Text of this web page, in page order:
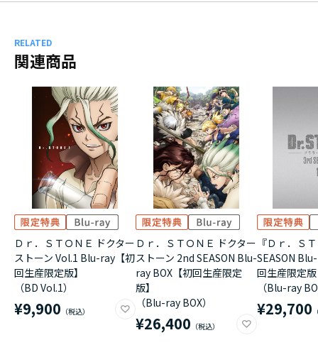
RELATED
関連商品
Ｄｒ．ＳＴＯＮＥ ドクター
ストーン Vol.1 Blu-ray【初
回生産限定版】
（BD Vol.1）
¥9,900
Ｄｒ．ＳＴＯＮＥ ドクター
ストーン 2nd SEASON Blu-
ray BOX【初回生産限定
版】
（Blu-ray BOX）
¥26,400
『Ｄｒ．Ｓ
SEASON
回生産限定版
（Blu-ray
¥29,700